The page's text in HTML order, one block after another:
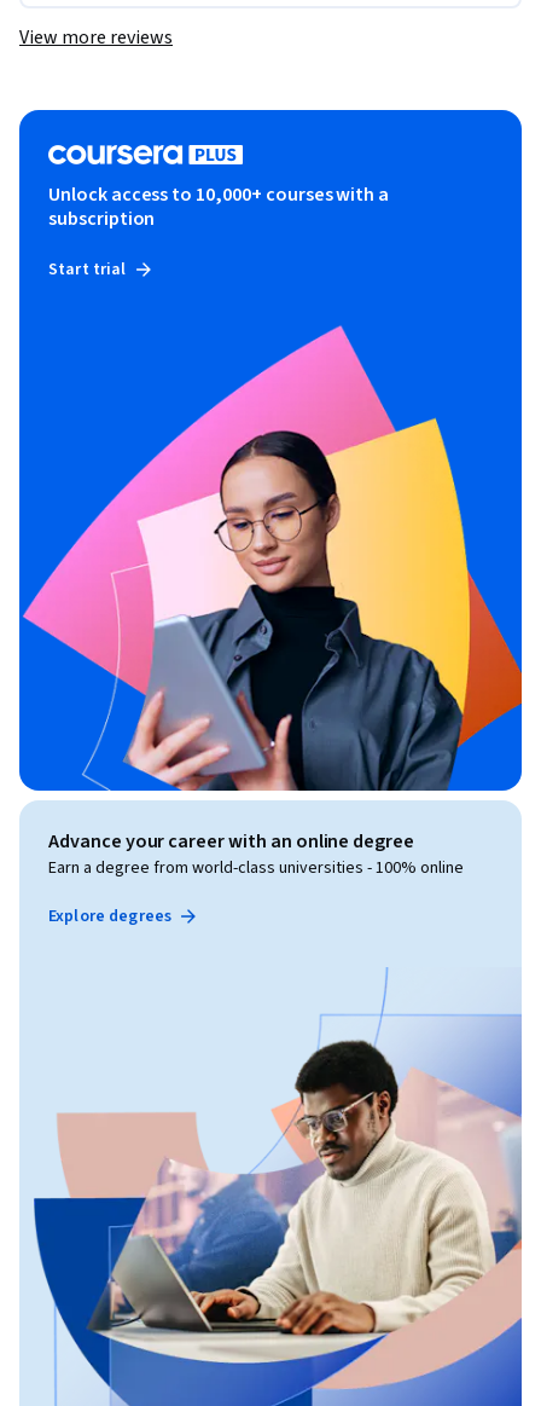
View more reviews
Unlock access to 10,000+ courses with a
subscription
Start trial
Advance your career with an online degree
Earn a degree from world-class universities - 100% online
Explore degrees